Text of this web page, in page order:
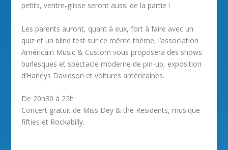
petits, ventre-glisse seront aussi de la partie !
Les parents auront, quant à eux, fort à faire avec un
quiz et un blind test sur ce même thème, l’association
Américain Music & Custom vous proposera des shows
burlesques et spectacle moderne de pin-up, exposition
d’Harleys Davidson et voitures américaines.
De 20h30 à 22h
Concert gratuit de Miss Dey & the Residents, musique
fifties et Rockabilly.